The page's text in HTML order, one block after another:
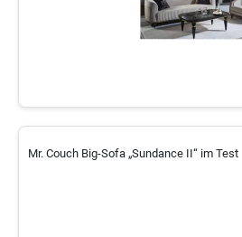
Mr. Couch Big-Sofa „Sundance II“ im Test